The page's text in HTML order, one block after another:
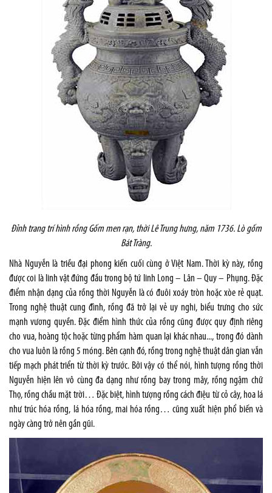
Đỉnh trang trí hình rồng Gốm men rạn, thời Lê Trung hưng, năm 1736. Lò gốm
Bát Tràng.
Nhà Nguyễn là triều đại phong kiến cuối cùng ở Việt Nam. Thời kỳ này, rồng
được coi là linh vật đứng đầu trong bộ tứ linh Long – Lân – Quy – Phụng. Đặc
điểm nhận dạng của rồng thời Nguyễn là có đuôi xoáy tròn hoặc xòe rẻ quạt.
Trong nghệ thuật cung đình, rồng đã trở lại vẻ uy nghi, biểu trưng cho sức
mạnh vương quyền. Đặc điểm hình thức của rồng cũng được quy định riêng
cho vua, hoàng tộc hoặc từng phẩm hàm quan lại khác nhau..., trong đó dành
cho vua luôn là rồng 5 móng. Bên cạnh đó, rồng trong nghệ thuật dân gian vẫn
tiếp mạch phát triển từ thời kỳ trước. Bởi vậy có thể nói, hình tượng rồng thời
Nguyễn hiện lên vô cùng đa dạng như rồng bay trong mây, rồng ngậm chữ
Thọ, rồng chầu mặt trời… Đặc biệt, hình tượng rồng cách điệu từ cỏ cây, hoa lá
như trúc hóa rồng, lá hóa rồng, mai hóa rồng… cũng xuất hiện phổ biến và
ngày càng trở nên gần gũi.